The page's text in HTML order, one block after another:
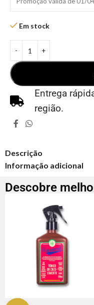
Em stock
Entrega
região.
Descrição
Informação adicional
Descobre